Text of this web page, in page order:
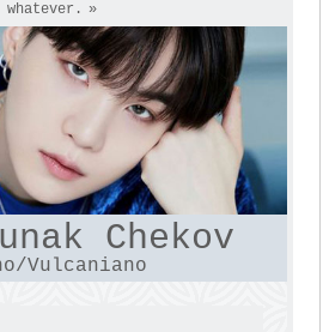
whatever.
Chekov
Vulcaniano